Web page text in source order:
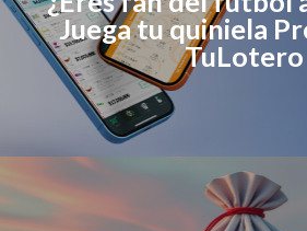
Juega tu quiniela
TuLotero